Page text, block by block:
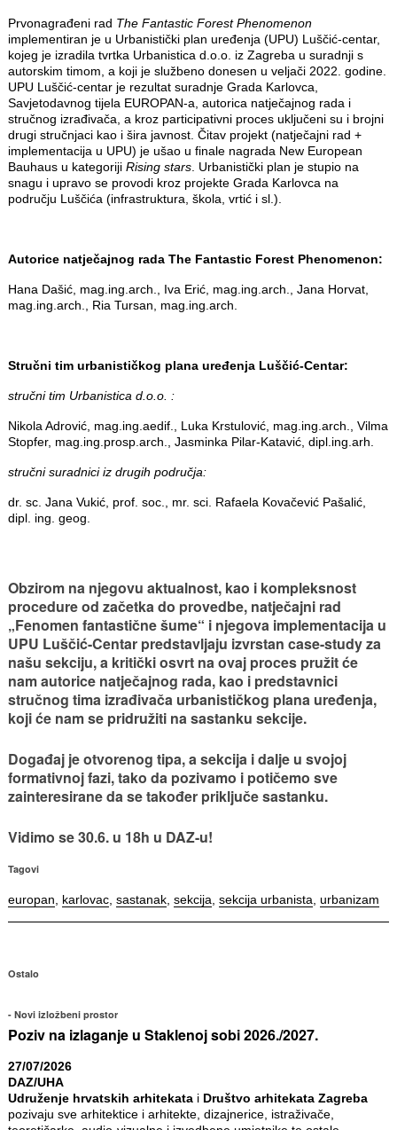
Prvonagrađeni rad The Fantastic Forest Phenomenon
implementiran je u Urbanistički plan uređenja (UPU) Luščić-centar,
kojeg je izradila tvrtka Urbanistica d.o.o. iz Zagreba u suradnji s
autorskim timom, a koji je službeno donesen u veljači 2022. godine.
UPU Luščić-centar je rezultat suradnje Grada Karlovca,
Savjetodavnog tijela EUROPAN-a, autorica natječajnog rada i
stručnog izrađivača, a kroz participativni proces uključeni su i brojni
drugi stručnjaci kao i šira javnost. Čitav projekt (natječajni rad +
implementacija u UPU) je ušao u finale nagrada New European
Bauhaus u kategoriji Rising stars. Urbanistički plan je stupio na
snagu i upravo se provodi kroz projekte Grada Karlovca na
području Luščića (infrastruktura, škola, vrtić i sl.).
Autorice natječajnog rada The Fantastic Forest Phenomenon:
Hana Dašić, mag.ing.arch., Iva Erić, mag.ing.arch., Jana Horvat,
mag.ing.arch., Ria Tursan, mag.ing.arch.
Stručni tim urbanističkog plana uređenja Luščić-Centar:
stručni tim Urbanistica d.o.o. :
Nikola Adrović, mag.ing.aedif., Luka Krstulović, mag.ing.arch., Vilma
Stopfer, mag.ing.prosp.arch., Jasminka Pilar-Katavić, dipl.ing.arh.
stručni suradnici iz drugih područja:
dr. sc. Jana Vukić, prof. soc., mr. sci. Rafaela Kovačević Pašalić,
dipl. ing. geog.
Obzirom na njegovu aktualnost, kao i kompleksnost
procedure od začetka do provedbe, natječajni rad
„Fenomen fantastične šume“ i njegova implementacija u
UPU Luščić-Centar predstavljaju izvrstan case-study za
našu sekciju, a kritički osvrt na ovaj proces pružit će
nam autorice natječajnog rada, kao i predstavnici
stručnog tima izrađivača urbanističkog plana uređenja,
koji će nam se pridružiti na sastanku sekcije.
Događaj je otvorenog tipa, a sekcija i dalje u svojoj
formativnoj fazi, tako da pozivamo i potičemo sve
zainteresirane da se također priključe sastanku.
Vidimo se 30.6. u 18h u DAZ-u!
Tagovi
europan karlovac, sastanak, sekcija sekcija urbanista urbanizam
Ostalo
Novi izložbeni prostor
Poziv na izlaganje u Staklenoj sobi 2026./2027.
27/07/2026
DAZ/UHA
Udruženje hrvatskih arhitekatai Društvo arhitekata Zagreba
pozivaju sve arhitektice i arhitekte, dizajnerice, istraživače,